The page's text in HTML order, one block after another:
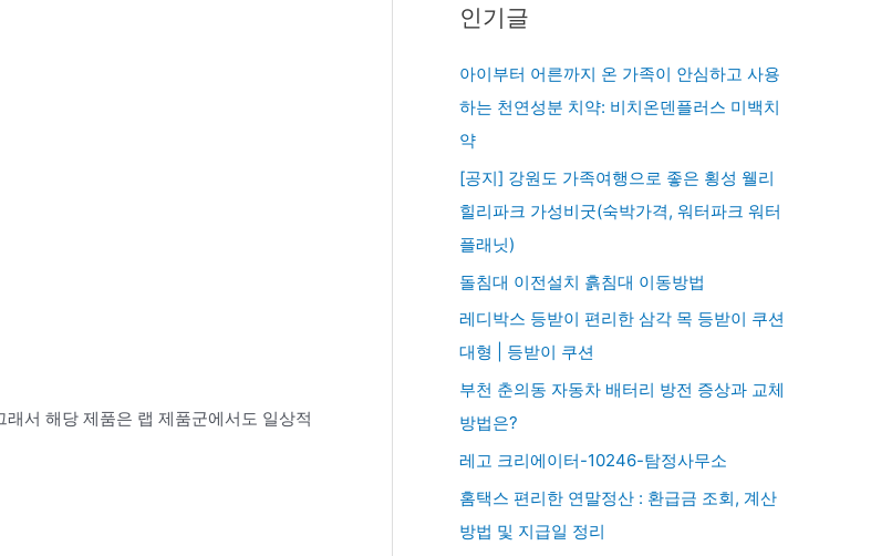
서 해당 제품은 랩 제품군에서도 일상적
인기글
아이부터 어른까지 온 가족이 안심하고 사용
하는 천연성분 치약: 비치온덴플러스 미백치
약
[공지] 강원도 가족여행으로 좋은 횡성 웰리
힐리파크 가성비굿(숙박가격, 워터파크 워터
플래닛)
돌침대 이전설치 흙침대 이동방법
레디박스 등받이 편리한 삼각 목 등받이 쿠션
대형 | 등받이 쿠션
부천 춘의동 자동차 배터리 방전 증상과 교체
방법은?
레고 크리에이터-10246-탐정사무소
홈택스 편리한 연말정산 : 환급금 조회, 계산
방법 및 지급일 정리